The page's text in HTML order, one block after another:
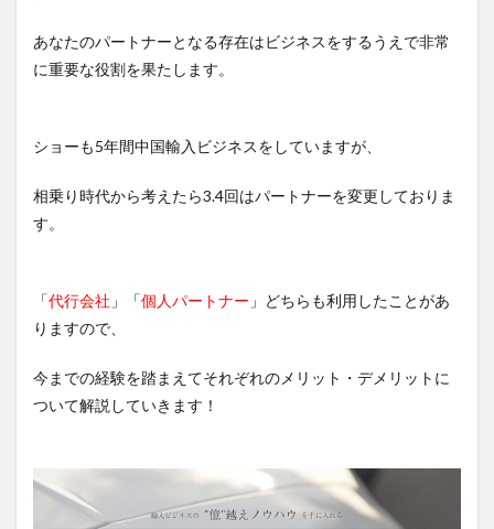
あなたのパートナーとなる存在はビジネスをするうえで非常
に重要な役割を果たします。
ショーも5年間中国輸入ビジネスをしていますが、
相乗り時代から考えたら3.4回はパートナーを変更しておりま
す。
「代行会社 」「個人パートナー 」どちらも利用したことがあ
りますので、
今までの経験を踏まえてそれぞれのメリット・デメリットに
ついて解説していきます！